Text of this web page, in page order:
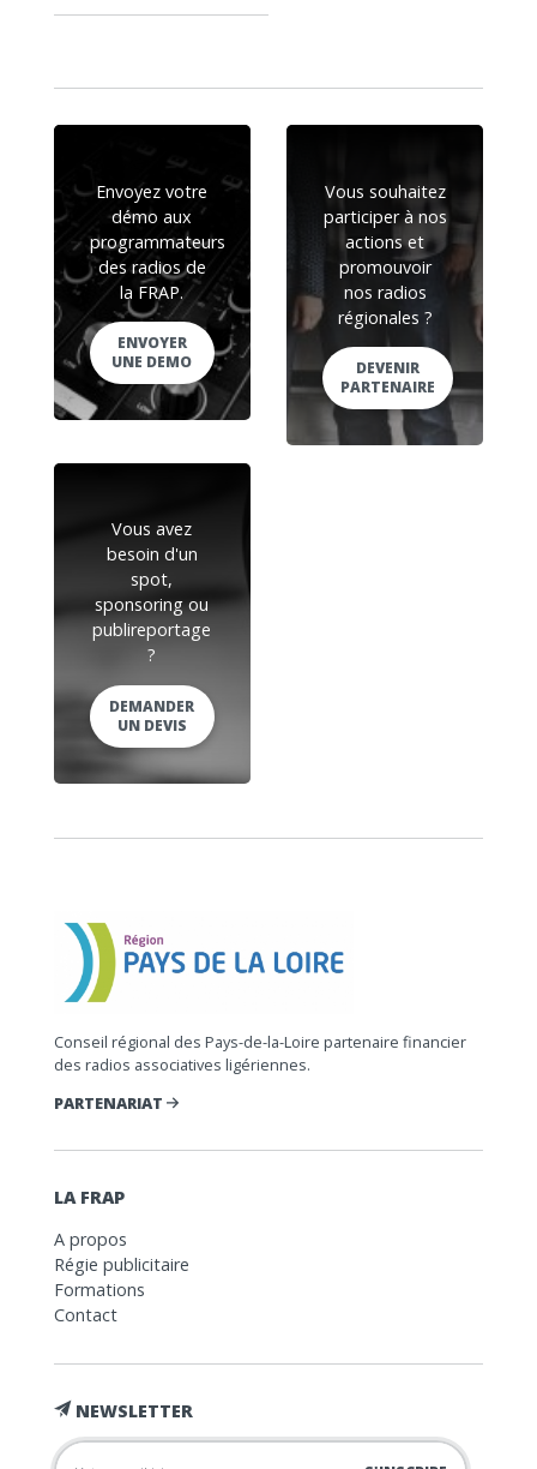
Envoyez votre
démo aux
programmateurs
des radios de
la FRAP.
ENVOYER
UNE DEMO
Vous souhaitez
participer à nos
actions et
promouvoir
nos radios
régionales ?
DEVENIR
PARTENAIRE
Vous avez
besoin d'un
spot,
sponsoring ou
publireportage
?
DEMANDER
UN DEVIS
Conseil régional des Pays-de-la-Loire partenaire financier
des radios associatives ligériennes.
PARTENARIAT
LA FRAP
A propos
Régie publicitaire
Formations
Contact
NEWSLETTER